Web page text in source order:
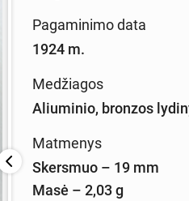
Pagaminimo data
1924 m.
Medžiagos
Aliuminio, bronzos
Matmenys
Skersmuo – 19 mm
Masė – 2,03 g